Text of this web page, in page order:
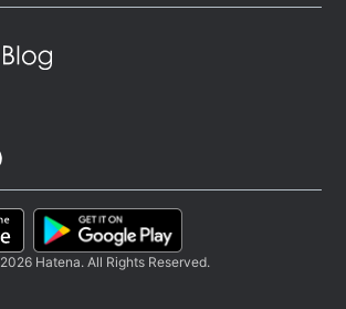
Hatena. All Rights Reserved.